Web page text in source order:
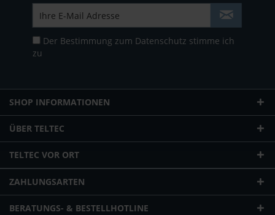
Der Bestimmung zum Datenschutz stimme ich
zu
SHOP INFORMATIONEN
ÜBER TELTEC
TELTEC VOR ORT
ZAHLUNGSARTEN
BERATUNGS- & BESTELLHOTLINE